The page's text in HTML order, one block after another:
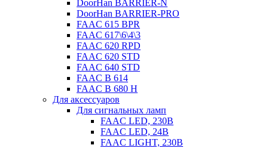
DoorHan BARRIER-N
DoorHan BARRIER-PRO
FAAC 615 BPR
FAAC 617\6\4\3
FAAC 620 RPD
FAAC 620 STD
FAAC 640 STD
FAAC B 614
FAAC B 680 H
Для аксессуаров
Для сигнальных ламп
FAAC LED, 230B
FAAC LED, 24B
FAAC LIGHT, 230B